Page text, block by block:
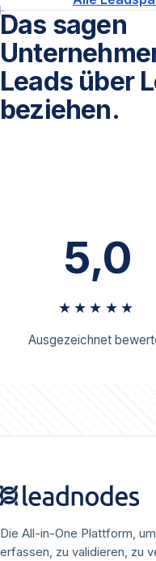
Das sagen
Leads über
beziehen.
5,0
★★★★★
Ausgezeichnet
Die All-in-One Plattform,
erfassen, zu validieren, zu